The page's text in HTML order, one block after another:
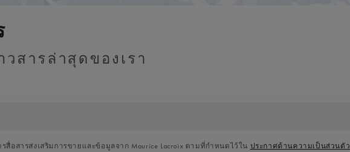
สารล่าสุดของเรา
อสารส่งเสริมการขายและข้อมูลจาก Maurice Lacroix ตามที่กำหนดไว้ใน ประกาศด้านความเป็นส่วนตัว